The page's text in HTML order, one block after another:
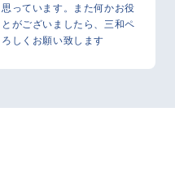
っています。また何かお役
がございましたら、三和ペ
しくお願い致します